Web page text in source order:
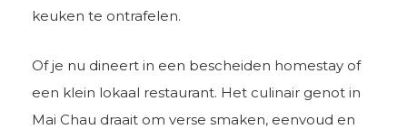
keuken te ontrafelen.
Of je nu dineert in een bescheiden homestay of
een klein lokaal restaurant. Het culinair genot in
Mai Chau draait om verse smaken, eenvoud en